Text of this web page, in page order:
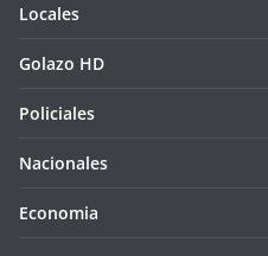
Locales
Golazo HD
Policiales
Nacionales
Economia